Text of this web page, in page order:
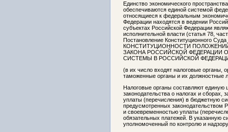
Единство экономического
обеспечиваются единой системой
относящиеся к федеральным
Федерации находятся в ведении
субъектах Российской Федерации
исполнительной власти (статья 78,
Постановление Конституционного
КОНСТИТУЦИОННОСТИ ПОЛОЖЕНИЙ
ЗАКОНА РОССИЙСКОЙ ФЕДЕРАЦИИ
СИСТЕМЫ В РОССИЙСКОЙ ФЕДЕРАЦИИ"
(в их число входят налоговые органы,
таможенные органы и их должностные
Налоговые органы составляют единую
законодательства о налогах и сборах,
уплаты (перечисления) в бюджетную
предусмотренных законодательством
и своевременностью уплаты
обязательных платежей. В указанную
уполномоченный по контролю и